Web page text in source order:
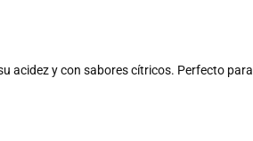
acidez y con sabores cítricos. Perfecto para